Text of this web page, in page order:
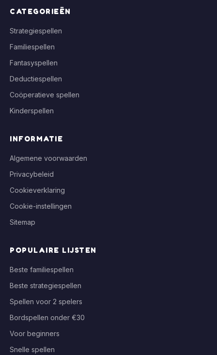
CATEGORIEËN
Strategiespellen
Familiespellen
Fantasyspellen
Deductiespellen
Coöperatieve spellen
Kinderspellen
INFORMATIE
Algemene voorwaarden
Privacybeleid
Cookieverklaring
Cookie-instellingen
Sitemap
POPULAIRE LIJSTEN
Beste familiespellen
Beste strategiespellen
Spellen voor 2 spelers
Bordspellen onder €30
Voor beginners
Snelle spellen